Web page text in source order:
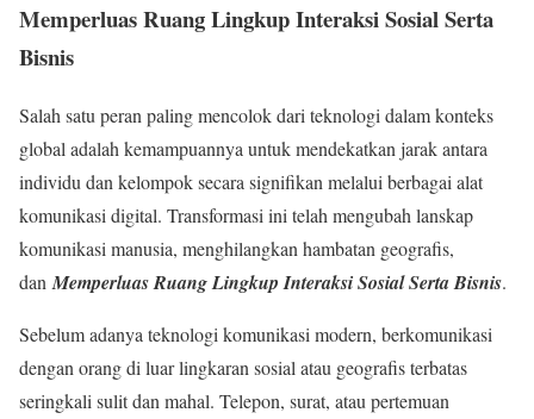
Memperluas Ruang Lingkup Interaksi Sosial Serta
Bisnis
Salah satu peran paling mencolok dari teknologi dalam konteks
global adalah kemampuannya untuk mendekatkan jarak antara
individu dan kelompok secara signifikan melalui berbagai alat
komunikasi digital. Transformasi ini telah mengubah lanskap
komunikasi manusia, menghilangkan hambatan geografis,
dan Memperluas Ruang Lingkup Interaksi Sosial Serta Bisnis.
Sebelum adanya teknologi komunikasi modern, berkomunikasi
dengan orang di luar lingkaran sosial atau geografis terbatas
seringkali sulit dan mahal. Telepon, surat, atau pertemuan